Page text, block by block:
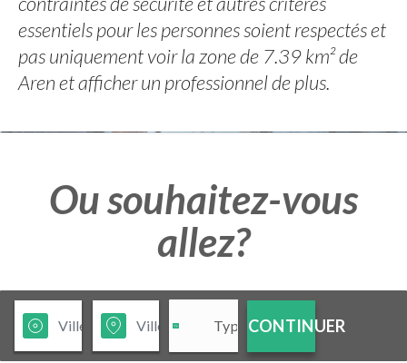
essentiels pour les personnes soient respectés et
pas uniquement voir la zone de 7.39 km² de
Aren et afficher un professionnel de plus.
Ou souhaitez-vous
allez?
CONTINUER